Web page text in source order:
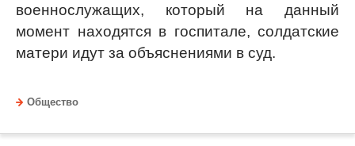
военнослужащих, который на данный
момент находятся в госпитале, солдатские
матери идут за объяснениями в суд.
Общество